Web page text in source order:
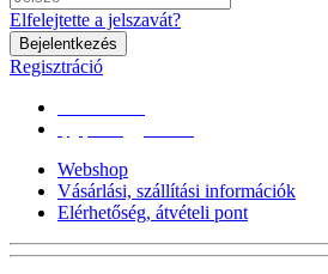
Elfelejtette a jelszavát?
Bejelentkezés
Regisztráció
Webshop
Vásárlási, szállítási információk
Elérhetőség, átvételi pont